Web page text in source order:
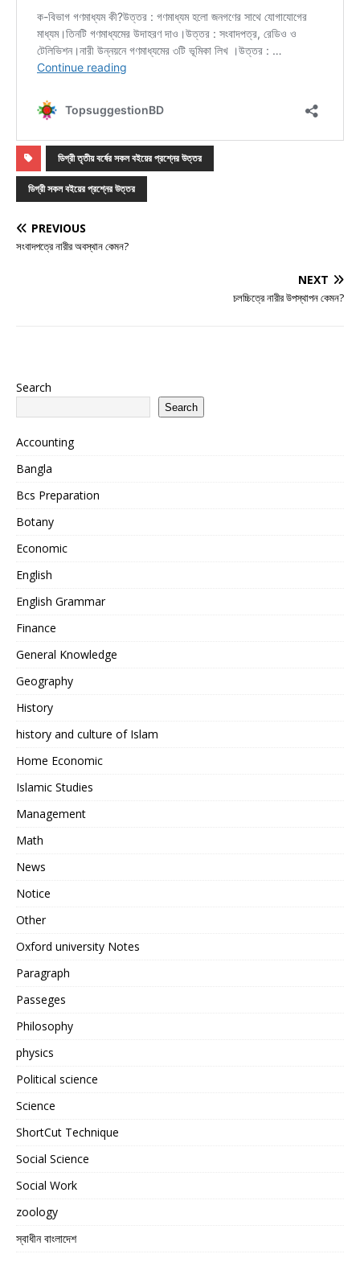
ডিগ্রী তৃতীয় বর্ষের সকল বইয়ের প্রশ্নের উত্তর
ডিগ্রী সকল বইয়ের প্রশ্নের উত্তর
PREVIOUS
সংবাদপত্রে নারীর অবস্থান কেমন?
NEXT
চলচ্চিত্রে নারীর উপস্থাপন কেমন?
Search
Search
Accounting
Bangla
Bcs Preparation
Botany
Economic
English
English Grammar
Finance
General Knowledge
Geography
History
history and culture of Islam
Home Economic
Islamic Studies
Management
Math
News
Notice
Other
Oxford university Notes
Paragraph
Passeges
Philosophy
physics
Political science
Science
ShortCut Technique
Social Science
Social Work
zoology
স্বাধীন বাংলাদেশ